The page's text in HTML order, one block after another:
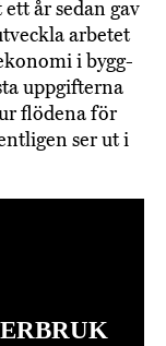
ett år sedan gav
arbetet
i bygg-
uppgifterna
flödena för
ser ut i